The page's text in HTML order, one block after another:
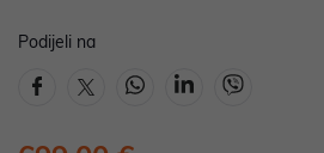
Podijeli na